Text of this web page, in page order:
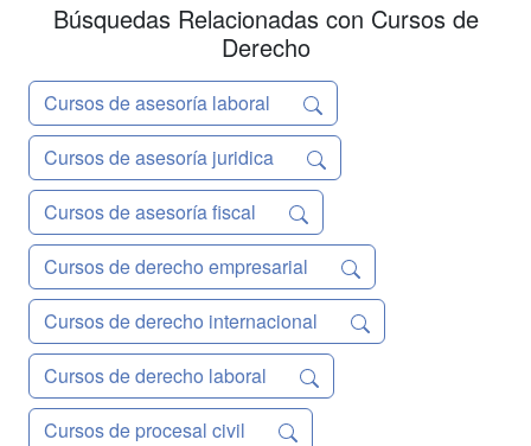
Búsquedas Relacionadas con Cursos de
Derecho
Cursos de asesoría laboral
Cursos de asesoría juridica
Cursos de asesoría fiscal
Cursos de derecho empresarial
Cursos de derecho internacional
Cursos de derecho laboral
Cursos de procesal civil